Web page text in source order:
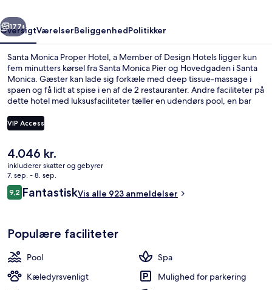
of
Design
Hotels
Næste
177+
OversigtVærelserBeliggenhedPolitikker
Santa Monica Proper Hotel, a Member of Design Hotels ligger kun
fem minutters kørsel fra Santa Monica Pier og Hovedgaden i Santa
Monica. Gæster kan lade sig forkæle med deep tissue-massage i
spaen og få lidt at spise i en af de 2 restauranter. Andre faciliteter på
dette hotel med luksusfaciliteter tæller en udendørs pool, en bar
sige om stedets hjælpsomme personale og generelle forhold.
Overnatningsstedet ligger kun en kort gåtur fra offentlig transport:
VIP Access
Den
nuværende
pris
er
4.046 kr.
4.046 kr.
inkluderer skatter og gebyrer
7. sep. - 8. sep.
Anmeldelser
9,29,2 ud af 10.
FantastiskVis alle 923 anmeldelser
Populære faciliteter
Pool
Spa
Kæledyrsvenligt
Mulighed for parkering